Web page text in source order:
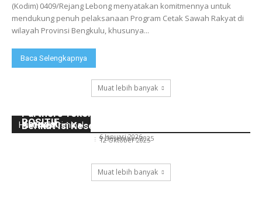
(Kodim) 0409/Rejang Lebong menyatakan komitmennya untuk
mendukung penuh pelaksanaan Program Cetak Sawah Rakyat di
wilayah Provinsi Bengkulu, khusunya...
Baca Selengkapnya
Muat lebih banyak
Hukum & Kriminal
POLA ASUH ORANG TUA TERHADAP ANAK DI
POSITIF
- 6 Januari 2026
Peringati Hakordia, Kajari Rejang Lebong Ajak
Korupsi
- 9 Desember 2025
Partners Teken MoU dengan Klinik Thamrin,
Berikut Isi Kesepakatannya!
- 12 Oktober 2025
Muat lebih banyak